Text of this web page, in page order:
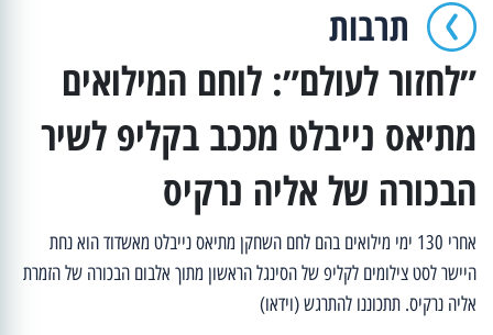
תרבות
״לחזור לעולם״: לוחם המילואים
מתיאס נייבלט מככב בקליפ לשיר
הבכורה של אליה נרקיס
אחרי 130 ימי מילואים בהם לחם השחקן מתיאס נייבלט מאשדוד הוא נחת
היישר לסט צילומים לקליפ של הסינגל הראשון מתוך אלבום הבכורה של הזמרת
אליה נרקיס. תתכוננו להתרגש (וידאו)